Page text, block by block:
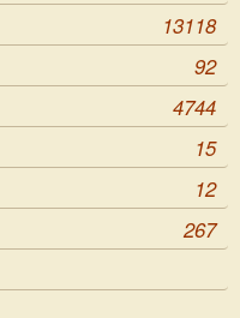
13118
92
4744
15
12
267